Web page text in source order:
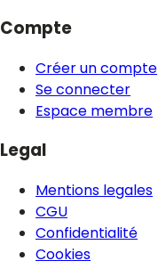
Compte
Créer un compte
Se connecter
Espace membre
Legal
Mentions legales
CGU
Confidentialité
Cookies